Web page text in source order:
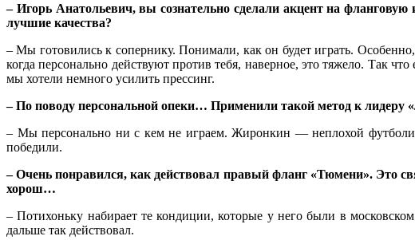
– Игорь Анатольевич, вы сознательно сделали акцент на
лучшие качества?
– Мы готовились к сопернику. Понимали, как он будет играть.
когда персонально действуют против тебя, наверное, это тяжело. Так
мы хотели немного усилить прессинг.
– По поводу персональной опеки… Применили такой метод к
– Мы персонально ни с кем не играем. Жиронкин — неплохой
победили.
– Очень понравился, как действовал правый фланг «Тюмени». Это
хорош…
– Потихоньку набирает те кондиции, которые у него были в
дальше так действовал.